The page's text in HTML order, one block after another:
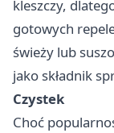
kleszczy,
gotowych
świeży lub
jako składnik
Czystek
Choć